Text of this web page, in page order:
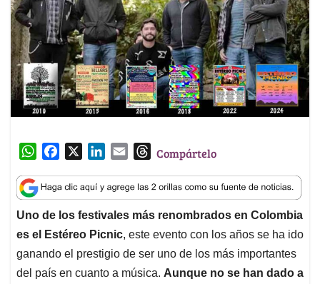
W
a
t
s
A
p
p
c
e
b
o
o
k
n
k
e
d
I
n
a
i
l
T
r
e
a
d
s
Compártelo
Uno de los festivales más renombrados en Colombia
es el Estéreo Picnic, este evento con los años se ha ido
ganando el prestigio de ser uno de los más importantes
del país en cuanto a música. Aunque no se han dado a